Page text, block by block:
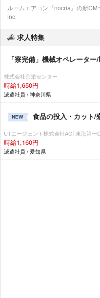
ルームエアコン『nocria』の新
inc.
求人特集
「寮完備」機械オペレータ
株式会社京栄センター
時給1,650円
派遣社員 / 神奈川県
NEW 食品の投入・カット/
UTエージェント株式会社AGT東海第一
時給1,160円
派遣社員 / 愛知県